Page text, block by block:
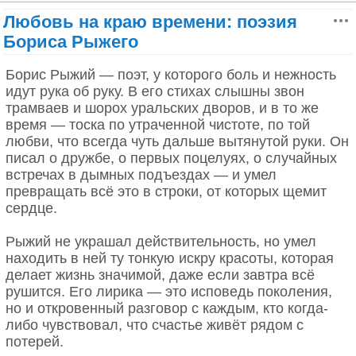
соблазнить женщин встретили насмешки и отказы.
«Странник над морем тумана», Каспар Давид Фридрих, 1817-18.
Должно быть, так много причитаний и сожалений
Традиционное приветствие маори — «хонги»: соприкосновение носами
вместо поцелуя в губы.
Чарльз Дарвин наблюдал похожий ритуал во
время кругосветного плавания 1831–1836 годов на
корабле «Бигль». Он описал встречу у
австралийских аборигенов:
«Женщины присели на корточки, подняв лицо
кверху; спутники наши нагнулись к ним,
приложились переносицами к их носам под
прямым углом и стали нажимать. Продолжалась
эта церемония несколько дольше, чем наше
обычное дружеское рукопожатие».
Пока еще видим,
Пока еще дышим,
И я сквозь рыданья
Тебя заклинаю: назначь мне свиданье!
Назначь мне свиданье, хотя б на мгновенье,
На площади людной, под бурей осенней,
Мне трудно дышать, я молю о спасенье…
Хотя бы в последний мой смертный час
Назначь мне свиданье у синих глаз.
МАРИЯ ПЕТРОВЫХ
1953 г
Любовь на краю времени: поэзия
Бориса Рыжего
Борис Рыжий — поэт, у которого боль и нежность
идут рука об руку. В его стихах слышны звон
трамваев и шорох уральских дворов, и в то же
время — тоска по утраченной чистоте, по той
любви, что всегда чуть дальше вытянутой руки. Он
писал о дружбе, о первых поцелуях, о случайных
встречах в дымных подъездах — и умел
превращать всё это в строки, от которых щемит
сердце.
Рыжий не украшал действительность, но умел
находить в ней ту тонкую искру красоты, которая
делает жизнь значимой, даже если завтра всё
рушится. Его лирика — это исповедь поколения,
но и откровенный разговор с каждым, кто когда-
либо чувствовал, что счастье живёт рядом с
потерей.